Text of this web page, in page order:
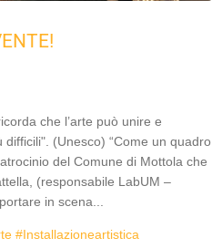
che l’arte può unire e
(Unesco) “Come un quadro
del Comune di Mottola che
(responsabile LabUM –
in scena...
#installazioneartistica